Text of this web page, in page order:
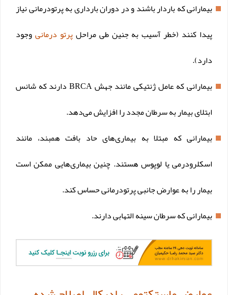
بیمارانی که باردار باشند و در دوران بارداری به پرتودرمانی نیاز
پیدا کنند (خطر آسیب به جنین طی مراحلپرتو درمانیوجود
دارد).
بیمارانی که عامل ژنتیکی مانند جهش BRCA دارند که شانس
ابتلای بیمار به سرطان مجدد را افزایش می‌دهد.
بیمارانی که مبتلا به بیماری‌های حاد بافت همبند، مانند
اسکلرودرمی یا لوپوس هستند. چنین بیماری‌هایی ممکن است
بیمار را به عوارض جانبی پرتودرمانی حساس کند.
بیمارانی که سرطان سینه التهابی دارند.